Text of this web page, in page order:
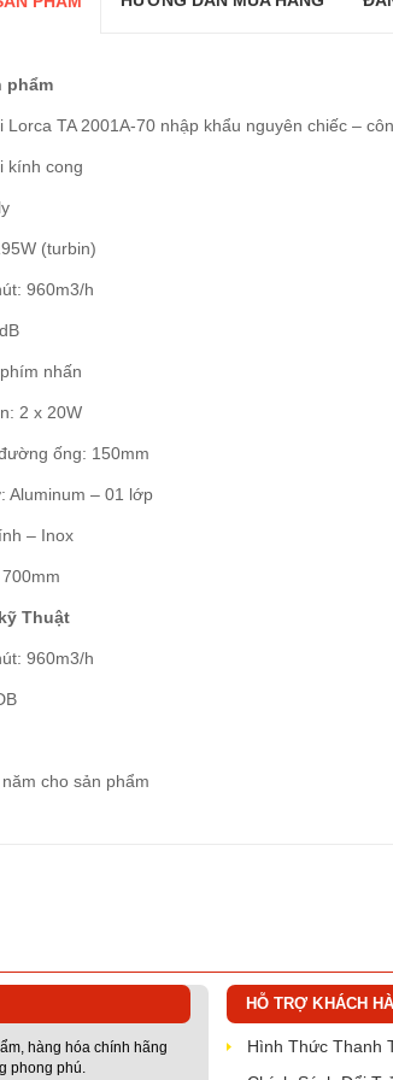
phẩm
Lorca TA 2001A-70 nhập khẩu nguyên chiếc –
kính cong
(turbin)
960m3/h
nhấn
2 x 20W
ống: 150mm
Aluminum – 01 lớp
– Inox
Thuật
960m3/h
cho sản phẩm
hàng hóa chính hãng
phong phú.
HỖ TRỢ KHÁCH
Hình Thức Thanh